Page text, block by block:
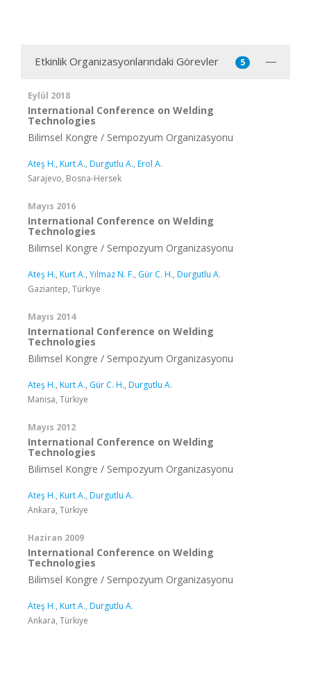
Etkinlik Organizasyonlarındaki Görevler 5
Eylül 2018
International Conference on Welding
Technologies
Bilimsel Kongre / Sempozyum Organizasyonu
Ateş H., Kurt A., Durgutlu A., Erol A.
Sarajevo, Bosna-Hersek
Mayıs 2016
International Conference on Welding
Technologies
Bilimsel Kongre / Sempozyum Organizasyonu
Ateş H., Kurt A., Yılmaz N. F., Gür C. H., Durgutlu A.
Gaziantep, Türkiye
Mayıs 2014
International Conference on Welding
Technologies
Bilimsel Kongre / Sempozyum Organizasyonu
Ateş H., Kurt A., Gür C. H., Durgutlu A.
Manisa, Türkiye
Mayıs 2012
International Conference on Welding
Technologies
Bilimsel Kongre / Sempozyum Organizasyonu
Ateş H., Kurt A., Durgutlu A.
Ankara, Türkiye
Haziran 2009
International Conference on Welding
Technologies
Bilimsel Kongre / Sempozyum Organizasyonu
Ateş H., Kurt A., Durgutlu A.
Ankara, Türkiye